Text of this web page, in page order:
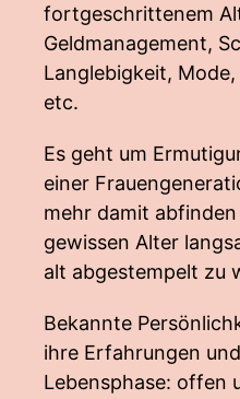
fortgeschrittenem
Geldmanagement,
Langlebigkeit,
etc.
Es geht um
einer
mehr damit
gewissen Alter
alt abgestempelt zu
Bekannte
ihre Erfahrungen
Lebensphase: offen